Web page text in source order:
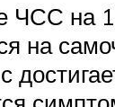
ЧСС на
на